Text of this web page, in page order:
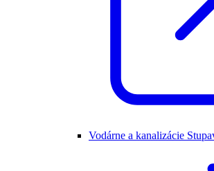
Vodárne a kanalizácie